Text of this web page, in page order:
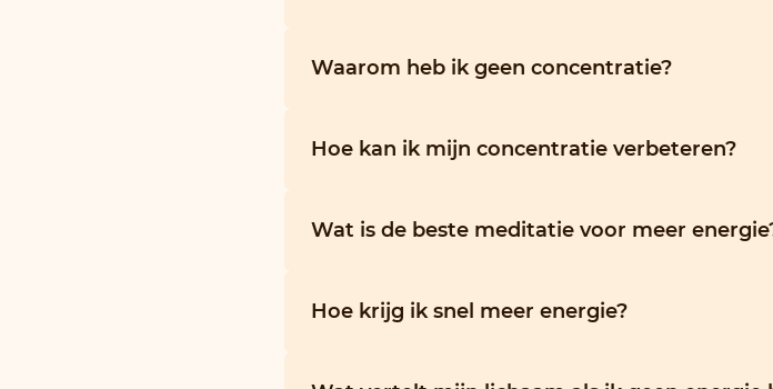
Waarom heb ik geen concentratie?
Hoe kan ik mijn concentratie verbeteren?
Wat is de beste meditatie voor meer
Hoe krijg ik snel meer energie?